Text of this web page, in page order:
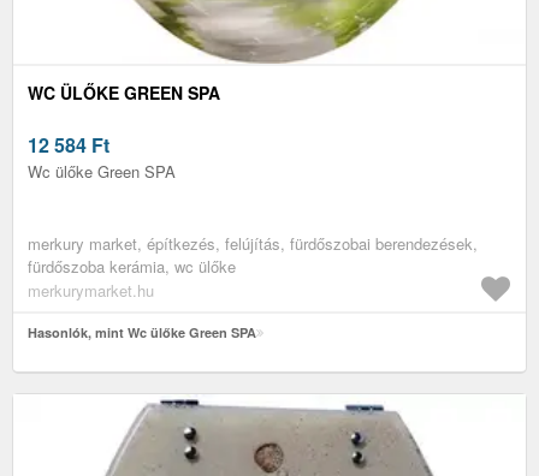
WC ÜLŐKE GREEN SPA
12 584 Ft
Wc ülőke Green SPA
merkury market, építkezés, felújítás, fürdőszobai berendezések,
fürdőszoba kerámia, wc ülőke
merkurymarket.hu
Hasonlók, mint Wc ülőke Green SPA